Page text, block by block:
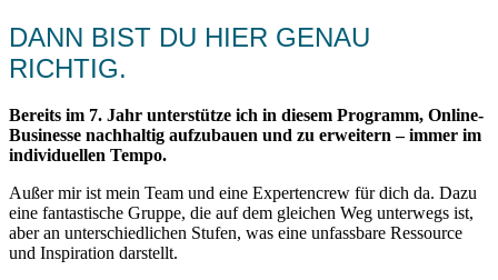
DANN BIST DU HIER GENAU
RICHTIG.
Bereits im 7. Jahr unterstütze ich in diesem Programm, Online-
Businesse nachhaltig aufzubauen und zu erweitern – immer im
individuellen Tempo.
Außer mir ist mein Team und eine Expertencrew für dich da. Dazu
eine fantastische Gruppe, die auf dem gleichen Weg unterwegs ist,
aber an unterschiedlichen Stufen, was eine unfassbare Ressource
und Inspiration darstellt.